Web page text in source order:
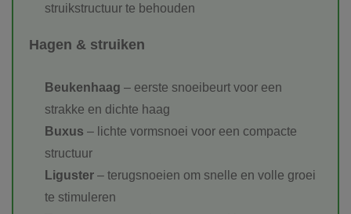
struikstructuur te behouden
Hagen & struiken
Beukenhaag – eerste snoeibeurt voor een
strakke en dichte haag
Buxus – lichte vormsnoei voor een compacte
structuur
Liguster – terugsnoeien om snelle en volle groei
te stimuleren